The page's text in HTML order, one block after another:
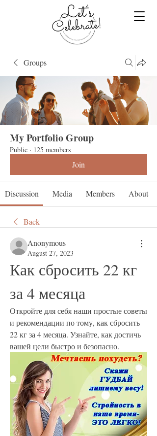
Groups
My Portfolio Group
Public · 125 members
Join
Discussion Media Members About
Back
Anonymous
August 27, 2023
Как сбросить 22 кг
за 4 месяца
Откройте для себя наши простые советы
и рекомендации по тому, как сбросить
22 кг за 4 месяца. Узнайте, как достичь
вашей цели быстро и безопасно.